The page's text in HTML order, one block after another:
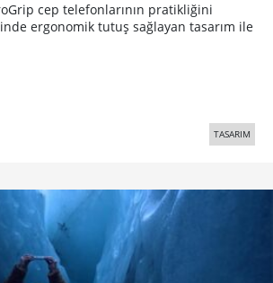
cep telefonlarının pratikliğini
ergonomik tutuş sağlayan tasarım ile
TASARIM